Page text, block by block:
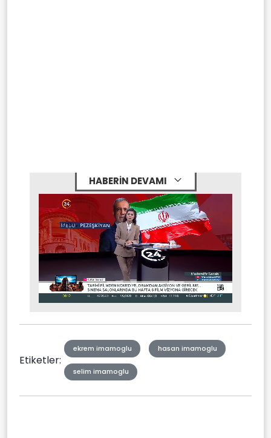
HABERİN DEVAMI
Mute Stream
Etiketler:
ekrem imamoglu hasan imamoglu
selim imamoglu